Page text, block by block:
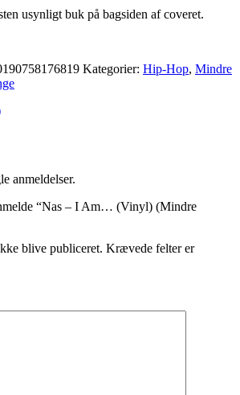
usynligt buk på bagsiden af coveret.
Kategorier: Hip-Hop, Mindre
anmeldelser.
“Nas – I Am… (Vinyl) (Mindre
blive publiceret. Krævede felter er